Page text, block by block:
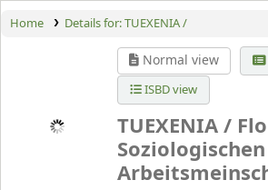
Home Details for:TUEXENIA /
Normal view
ISBD view
TUEXENIA /
Soziologischen